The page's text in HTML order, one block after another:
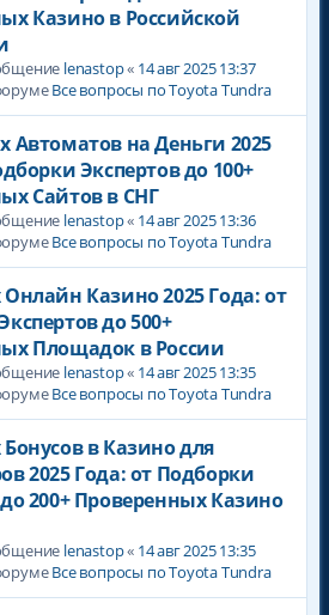
Казино в Российской
lenastop« 14 авг 2025 13:37
Все вопросы по Toyota Tundra
Автоматов на Деньги 2025
Экспертов до 100+
Сайтов в СНГ
lenastop« 14 авг 2025 13:36
Все вопросы по Toyota Tundra
Казино 2025 Года: от
до 500+
Площадок в России
lenastop« 14 авг 2025 13:35
Все вопросы по Toyota Tundra
в Казино для
2025 Года: от Подборки
200+ Проверенных Казино
lenastop« 14 авг 2025 13:35
Все вопросы по Toyota Tundra